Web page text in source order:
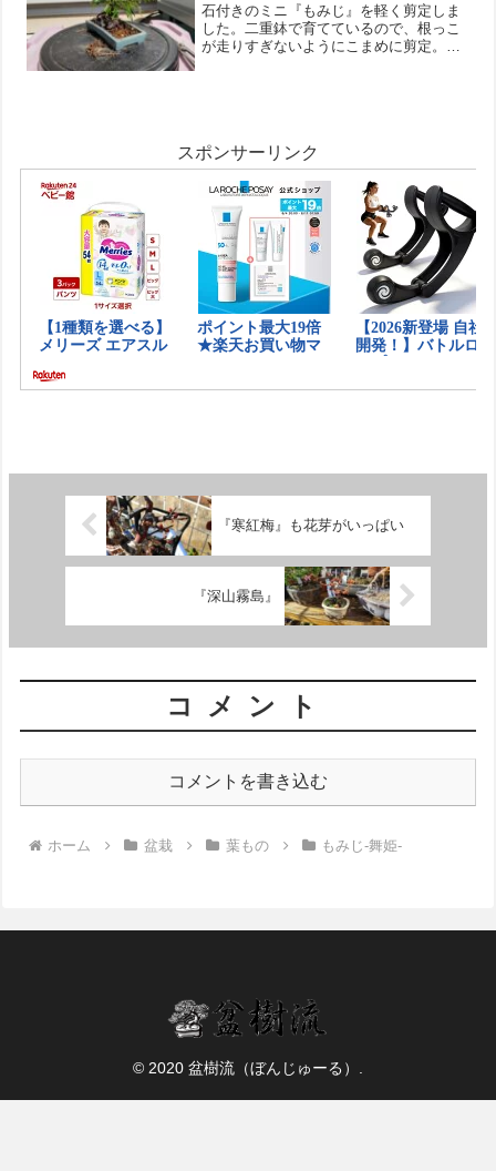
石付きのミニ『もみじ』を軽く剪定しま
した。二重鉢で育てているので、根っこ
が走りすぎないようにこまめに剪定。冬
スポンサーリンク
『寒紅梅』も花芽がいっぱい
『深山霧島』
コメント
コメントを書き込む
ホーム 盆栽 葉もの もみじ-舞姫-
© 2020 盆樹流（ぼんじゅーる）.